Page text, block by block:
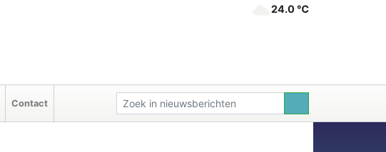
24.0 ℃
Contact